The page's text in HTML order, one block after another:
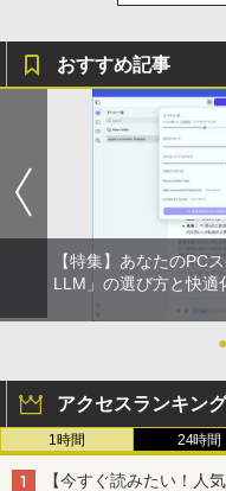
おすすめ記事
【特集】あなたのPC
LLM」の選び方と快適
●
アクセスランキング
1時間 24時間
【今すぐ読みたい！人